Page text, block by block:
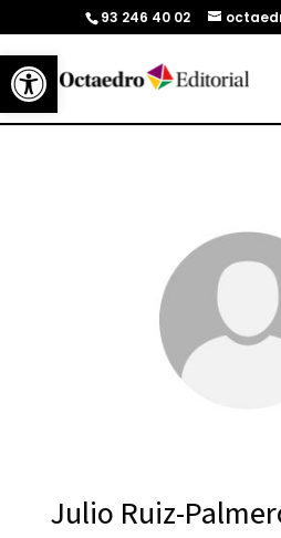
Abrir barra de herramientas
93 246 40 02
Julio Ruiz-